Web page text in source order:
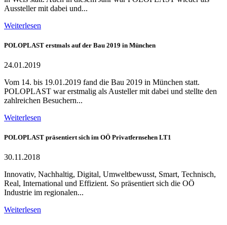
Aussteller mit dabei und...
Weiterlesen
POLOPLAST erstmals auf der Bau 2019 in München
24.01.2019
Vom 14. bis 19.01.2019 fand die Bau 2019 in München statt.
POLOPLAST war erstmalig als Austeller mit dabei und stellte den
zahlreichen Besuchern...
Weiterlesen
POLOPLAST präsentiert sich im OÖ Privatfernsehen LT1
30.11.2018
Innovativ, Nachhaltig, Digital, Umweltbewusst, Smart, Technisch,
Real, International und Effizient. So präsentiert sich die OÖ
Industrie im regionalen...
Weiterlesen